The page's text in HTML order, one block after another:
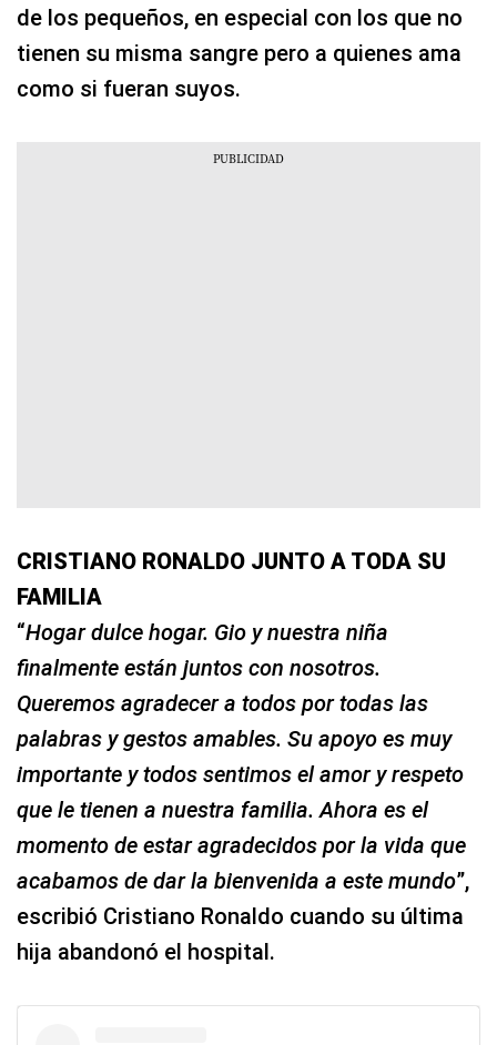
de los pequeños, en especial con los que no
tienen su misma sangre pero a quienes ama
como si fueran suyos.
CRISTIANO RONALDO JUNTO A TODA SU
FAMILIA
“Hogar dulce hogar. Gio y nuestra niña
finalmente están juntos con nosotros.
Queremos agradecer a todos por todas las
palabras y gestos amables. Su apoyo es muy
importante y todos sentimos el amor y respeto
que le tienen a nuestra familia. Ahora es el
momento de estar agradecidos por la vida que
acabamos de dar la bienvenida a este mundo”,
escribió Cristiano Ronaldo cuando su última
hija abandonó el hospital.